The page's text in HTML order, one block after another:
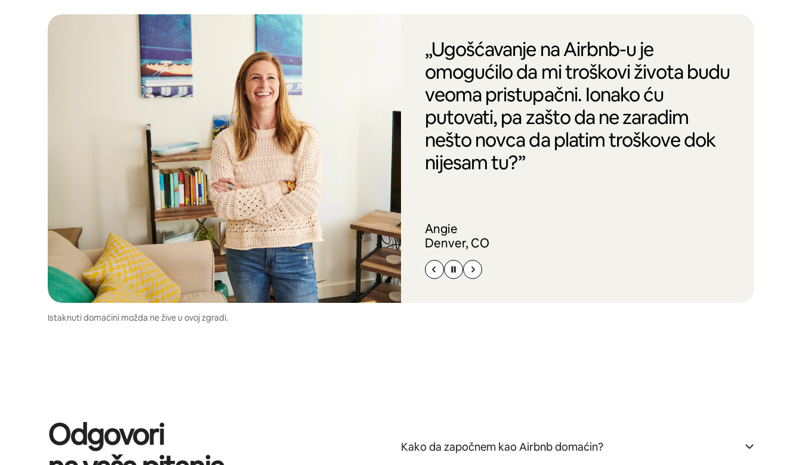
„Ugošćavanje na Airbnb-u je
omogućilo da mi troškovi života budu
veoma pristupačni. Ionako ću
putovati, pa zašto da ne zaradim
nešto novca da platim troškove dok
nijesam tu?”
Angie
Denver, CO
Istaknuti domaćini možda ne žive u ovoj zgradi.
Odgovori
Kako da započnem kao Airbnb domaćin?